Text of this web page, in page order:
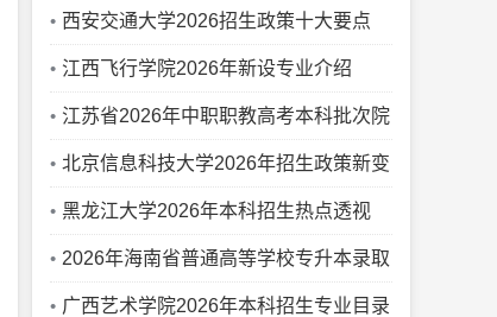
生新政
西安交通大学2026招生政策十大要点
江西飞行学院2026年新设专业介绍
江苏省2026年中职职教高考本科批次院
校投档线（按科目组排序）
北京信息科技大学2026年招生政策新变
化黑龙江大学2026年本科招生热点透视
2026年海南省普通高等学校专升本录取
最低控制分数线
广西艺术学院2026年本科招生专业目录